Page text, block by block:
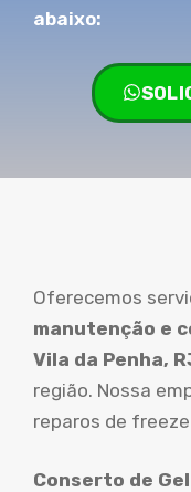
abaixo:
Oferecemos
manutenção e
Vila da Penha,
região. Nossa
reparos de
Conserto de